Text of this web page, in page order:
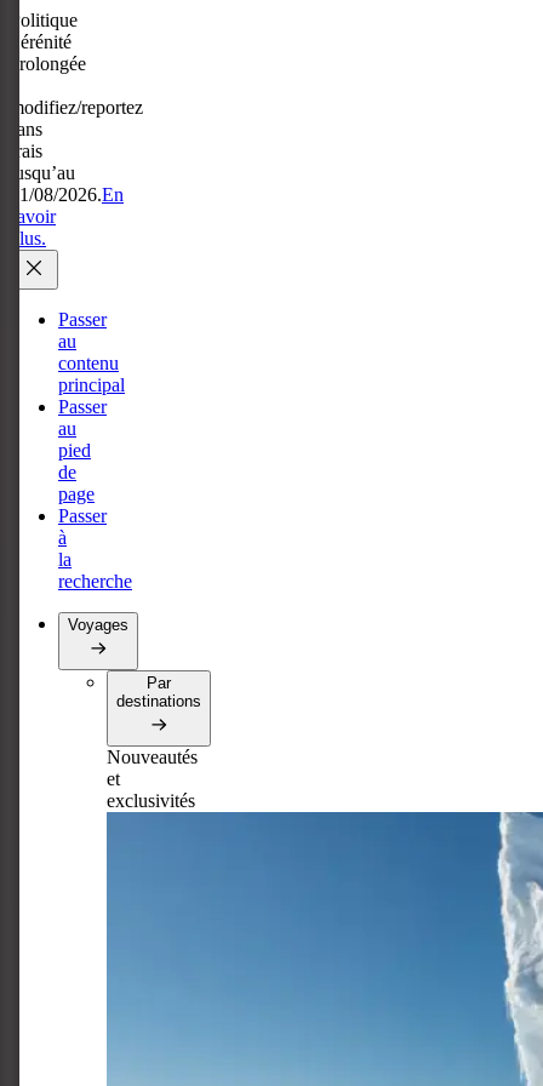
Politique
Sérénité
prolongée
modifiez/reportez
sans
frais
jusqu’au
31/08/2026.En
savoir
plus.
Passer
au
contenu
principal
Passer
au
pied
de
page
Passer
à
la
recherche
Voyages
Par
destinations
Nouveautés
et
exclusivités